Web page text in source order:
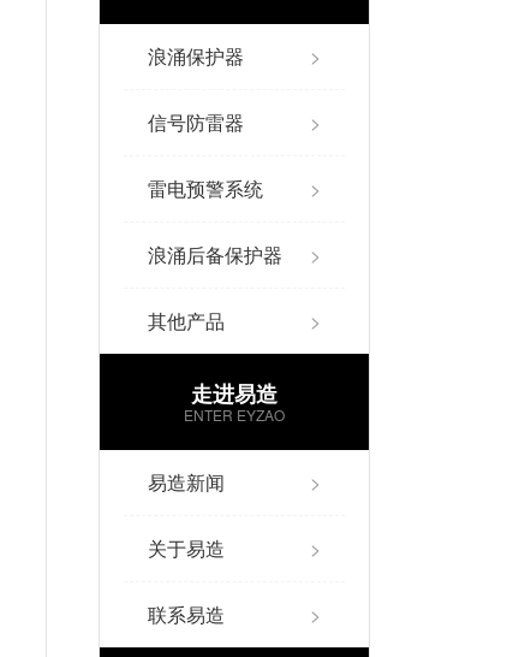
浪涌保护器 >
信号防雷器 >
雷电预警系统 >
浪涌后备保护器 >
其他产品 >
走进易造
ENTER EYZAO
易造新闻 >
关于易造 >
联系易造 >